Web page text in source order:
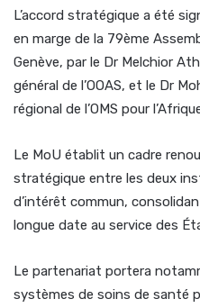
L’accord stratégique a été
en marge de la 79ème
Genève, par le Dr Melchior
général de l’OOAS, et le Dr
régional de l’OMS pour
Le MoU établit un cadre
stratégique entre les deux
d’intérêt commun,
longue date au service des
Le partenariat portera
systèmes de soins de santé